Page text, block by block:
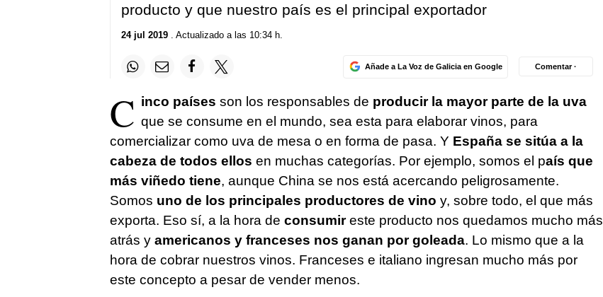
producto y que nuestro país es el principal exportador
24 jul 2019. Actualizado a las 10:34 h.
Añade a La Voz de Galicia en Google Comentar ·
C inco países son los responsables de producir la mayor parte de la uva
que se consume en el mundo, sea esta para elaborar vinos, para
comercializar como uva de mesa o en forma de pasa. Y España se sitúa a la
cabeza de todos ellos en muchas categorías. Por ejemplo, somos el país que
más viñedo tiene, aunque China se nos está acercando peligrosamente.
Somos uno de los principales productores de vino y, sobre todo, el que más
exporta. Eso sí, a la hora de consumireste producto nos quedamos mucho más
atrás yamericanos y franceses nos ganan por goleada. Lo mismo que a la
hora de cobrar nuestros vinos. Franceses e italiano ingresan mucho más por
este concepto a pesar de vender menos.